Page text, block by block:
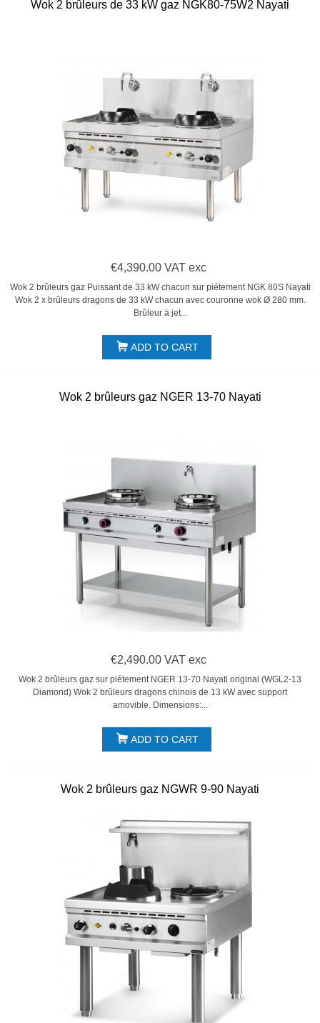
Wok 2 brûleurs de 33 kW gaz NGK80-75W2 Nayati
€4,390.00 VAT exc
Wok 2 brûleurs gaz Puissant de 33 kW chacun sur piétement NGK 80S Nayati
Wok 2 x brûleurs dragons de 33 kW chacun avec couronne wok Ø 280 mm.
Brûleur à jet...
ADD TO CART
Wok 2 brûleurs gaz NGER 13-70 Nayati
€2,490.00 VAT exc
Wok 2 brûleurs gaz sur piétement NGER 13-70 Nayati original (WGL2-13
Diamond) Wok 2 brûleurs dragons chinois de 13 kW avec support
amovible. Dimensions:...
ADD TO CART
Wok 2 brûleurs gaz NGWR 9-90 Nayati